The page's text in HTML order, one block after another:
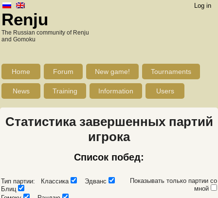
Log in
Renju
The Russian community of Renju
and Gomoku
Home Forum New game! Tournaments
News Training Information Users
Статистика завершенных партий
игрока
Список побед:
Тип партии: Классика
Эдванс
Блиц
Показывать только партии со
мной